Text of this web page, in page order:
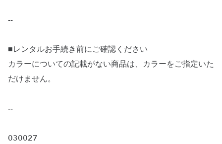
--
■レンタルお手続き前にご確認ください
カラーについての記載がない商品は、カラーをご指定いた
だけません。
--
030027